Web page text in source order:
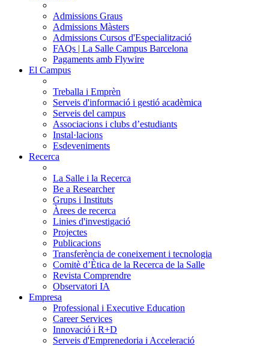
Admissions Graus
Admissions Màsters
Admissions Cursos d'Especialització
FAQs | La Salle Campus Barcelona
Pagaments amb Flywire
El Campus
Treballa i Emprèn
Serveis d'informació i gestió acadèmica
Serveis del campus
Associacions i clubs d’estudiants
Instal·lacions
Esdeveniments
Recerca
La Salle i la Recerca
Be a Researcher
Grups i Instituts
Àrees de recerca
Linies d'investigació
Projectes
Publicacions
Transferència de coneixement i tecnologia
Comitè d’Ètica de la Recerca de la Salle
Revista Comprendre
Observatori IA
Empresa
Professional i Executive Education
Career Services
Innovació i R+D
Serveis d'Emprenedoria i Acceleració